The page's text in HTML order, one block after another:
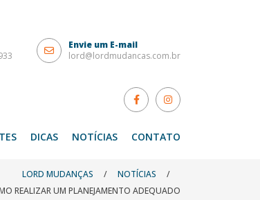
Envie um E-mail
lord@lordmudancas.com.br
DICAS NOTÍCIAS CONTATO
LORD MUDANÇAS / NOTÍCIAS
/
REALIZAR UM PLANEJAMENTO ADEQUADO